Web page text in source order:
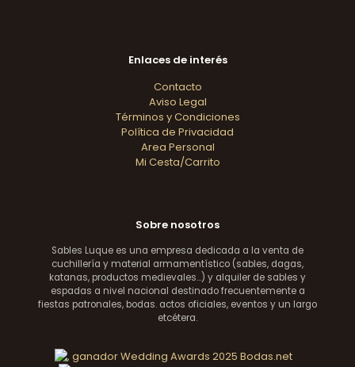
Enlaces de interés
Contacto
Aviso Legal
Términos y Condiciones
Política de Privacidad
Area Personal
Mi Cesta/Carrito
Sobre nosotros
Sables Luque es una empresa dedicada a la venta de
cuchillería y material armamentístico (sables, dagas,
katanas, productos medievales...) y alquiler de sables y
espadas a nivel nacional destinado frecuentemente a
fiestas patronales, bodas. actos oficiales, eventos y un largo
etcétera.